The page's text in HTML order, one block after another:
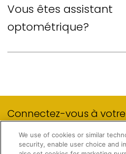
Vous êtes assistant
optométrique?
Connectez-vous à
We use of cookies or similar
security, enable user choice and